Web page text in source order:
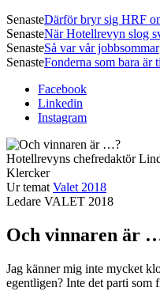
SenasteDärför bryr sig HRF
SenasteNär Hotellrevyn slog
SenasteSå var vår jobbsommar
SenasteFonderna som bara är
Facebook
Linkedin
Instagram
Hotellrevyns chefredaktör
Klercker
Ur temat Valet 2018
Ledare VALET 2018
Och vinnaren är
Jag känner mig inte mycket
egentligen? Inte det parti som